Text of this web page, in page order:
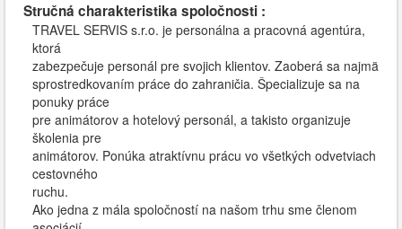
Stručná charakteristika spoločnosti :
TRAVEL SERVIS s.r.o. je personálna a pracovná agentúra,
ktorá
zabezpečuje personál pre svojich klientov. Zaoberá sa najmä
sprostredkovaním práce do zahraničia. Špecializuje sa na
ponuky práce
pre animátorov a hotelový personál, a takisto organizuje
školenia pre
animátorov. Ponúka atraktívnu prácu vo všetkých odvetviach
cestovného
ruchu.
Ako jedna z mála spoločností na našom trhu sme členom